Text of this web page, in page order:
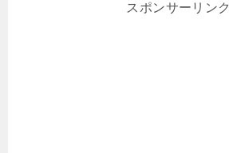
スポンサーリンク